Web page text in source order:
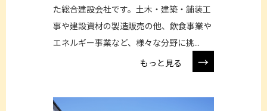
た総合建設会社です。土木・建築・舗装工
事や建設資材の製造販売の他、飲食事業や
エネルギー事業など、様々な分野に挑...
もっと見る
→